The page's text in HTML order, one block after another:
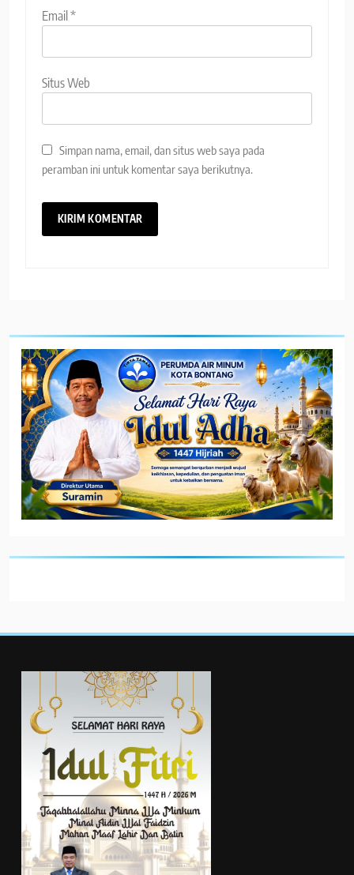
Email*
Situs Web
Simpan nama, email, dan situs web saya pada
peramban ini untuk komentar saya berikutnya.